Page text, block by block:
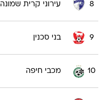
8 עירוני קרית שמונה
9 בני סכנין
10 מכבי חיפה